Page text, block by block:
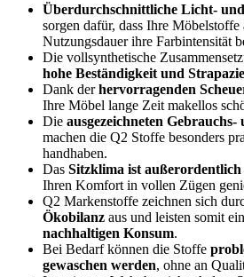
Überdurchschnittliche Licht-
sorgen dafür, dass Ihre Möbelstoffe
Nutzungsdauer ihre Farbintensität
Die vollsynthetische
hohe Beständigkeit und
Dank derhervorragenden
Ihre Möbel lange Zeit makellos
Die ausgezeichneten Gebrauchs-
machen die Q2 Stoffe besonders
handhaben.
Das Sitzklima ist außerordentlich
Ihren Komfort in vollen Zügen
Q2 Markenstoffe zeichnen sich
Ökobilanz aus und leisten somit
nachhaltigen Konsum.
Bei Bedarf können die Stoffe
gewaschen werden, ohne an